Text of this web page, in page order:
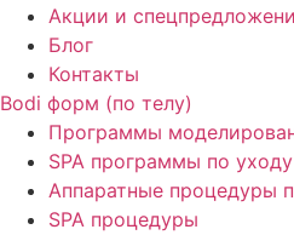
Акции и
Блог
Контакты
Bodi форм (по телу)
Программы
SPA программы по
Аппаратные процедуры
SPA процедуры